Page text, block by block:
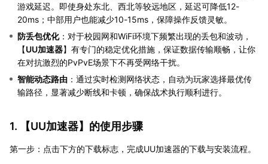
游戏延迟。即使身处东北、西北等较远地区，延迟可降低12-
20ms；中部用户也能减少10-15ms，保障操作反馈灵敏。
防丢包优化：对于校园网和WiFi环境下频繁出现的丢包和波动，
【UU加速器】有专门的稳定优化措施，保证数据传输顺畅，让你
在对抗激烈的PvPvE场景下不再受网络干扰。
智能动态路由 ：通过实时检测网络状态，自动为玩家选择最优传
输路径，显著减少断线和卡顿，确保战术执行顺利进行。
1. 【UU加速器】的使用步骤
第一步：点击下方的下载标志，完成UU加速器的下载与安装流程。